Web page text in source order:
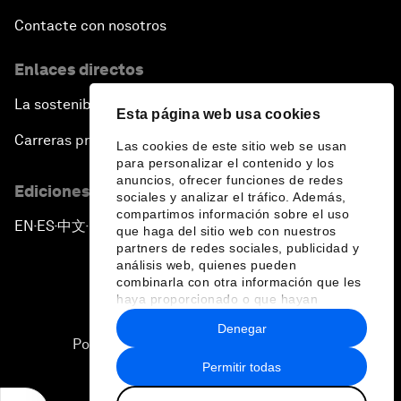
Esta página web usa cookies
Las cookies de este sitio web se usan
para personalizar el contenido y los
anuncios, ofrecer funciones de redes
sociales y analizar el tráfico. Además,
compartimos información sobre el uso
que haga del sitio web con nuestros
partners de redes sociales, publicidad y
análisis web, quienes pueden
combinarla con otra información que les
haya proporcionado o que hayan
recopilado a partir del uso que haya
hecho de sus servicios.
Permitir todas
Denegar
Contacte con nosotros
Enlaces directos
La sostenibilidad en el Foro
Carreras profesionales
Ediciones en otros idiomas
EN ▪ES▪中文▪ 日本語
Política de privacidad y normas de uso
Sitemap